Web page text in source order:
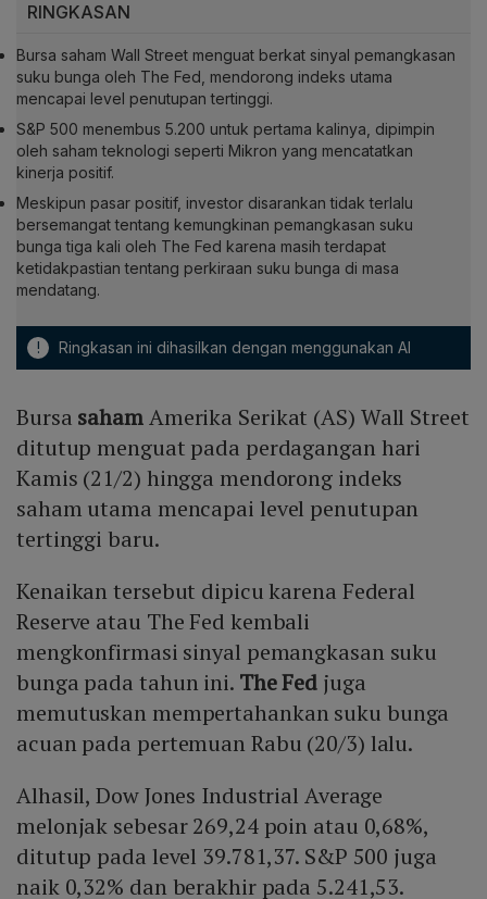
RINGKASAN
Bursa saham Wall Street menguat berkat sinyal pemangkasan
suku bunga oleh The Fed, mendorong indeks utama
mencapai level penutupan tertinggi.
S&P 500 menembus 5.200 untuk pertama kalinya, dipimpin
oleh saham teknologi seperti Mikron yang mencatatkan
kinerja positif.
Meskipun pasar positif, investor disarankan tidak terlalu
bersemangat tentang kemungkinan pemangkasan suku
bunga tiga kali oleh The Fed karena masih terdapat
ketidakpastian tentang perkiraan suku bunga di masa
mendatang.
! Ringkasan ini dihasilkan dengan menggunakan AI
Bursa sahamAmerika Serikat (AS) Wall Street
ditutup menguat pada perdagangan hari
Kamis (21/2) hingga mendorong indeks
saham utama mencapai level penutupan
tertinggi baru.
Kenaikan tersebut dipicu karena Federal
Reserve atau The Fed kembali
mengkonfirmasi sinyal pemangkasan suku
bunga pada tahun ini. The Fed juga
memutuskan mempertahankan suku bunga
acuan pada pertemuan Rabu (20/3) lalu.
Alhasil, Dow Jones Industrial Average
melonjak sebesar 269,24 poin atau 0,68%,
ditutup pada level 39.781,37. S&P 500 juga
naik 0,32% dan berakhir pada 5.241,53.